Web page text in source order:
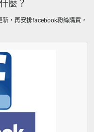
麼？
，再安排facebook粉絲購買，